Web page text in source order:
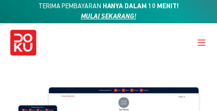
TERIMA PEMBAYARAN HANYA DALAM 10 MENIT!
MULAI SEKARANG!